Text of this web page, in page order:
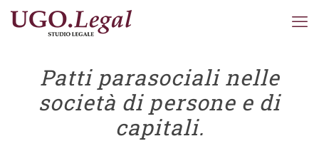
Patti parasociali nelle
società di persone e di
capitali.